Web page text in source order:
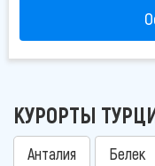
КУРОРТЫ
Анталия Белек